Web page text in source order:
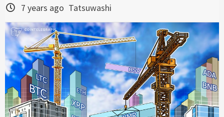
7 years ago Tatsuwashi